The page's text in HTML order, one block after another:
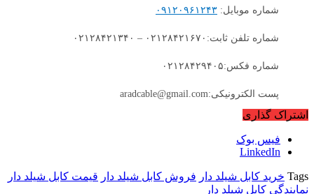
شماره موبایل: ۰۹۱۲۰۹۶۱۲۴۳
شماره تلفن ثابت:۰۲۱۲۸۴۲۱۶۷۰ – ۰۲۱۲۸۴۲۱۳۴۰
شماره فکس:۰۲۱۲۸۴۲۹۴۰۵
پست الکترونیکی:aradcable@gmail.com
اشتراک گذاری
فیس بوک
LinkedIn
Tags خرید کابل شیلد دار فروش کابل شیلد دار قیمت کابل شیلد دار
نمایندگی کابل شیلد دار